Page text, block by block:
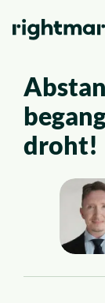
Top-
Arbeitsrecht
droht!